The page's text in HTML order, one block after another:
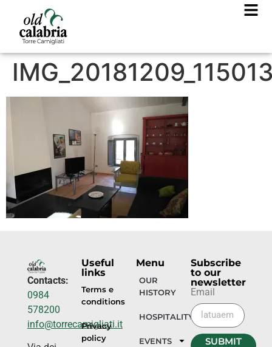
Contacts:
0984
578200
info@torrecamigliati.it
Useful
links
Terms e
conditions
Privacy
policy
Menu
OUR
HISTORY
HOSPITALITY
EVENTS
Subscribe
to our
newsletter
Email
SUBMIT